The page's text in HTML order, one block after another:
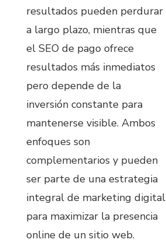
resultados pueden perdurar
a largo plazo, mientras que
el SEO de pago ofrece
resultados más inmediatos
pero depende de la
inversión constante para
mantenerse visible. Ambos
enfoques son
complementarios y pueden
ser parte de una estrategia
integral de marketing digital
para maximizar la presencia
online de un sitio web.